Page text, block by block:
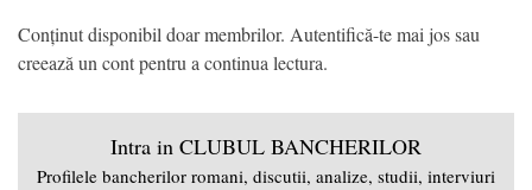
Conținut disponibil doar membrilor. Autentifică-te mai jos sau
creează un cont pentru a continua lectura.
Intra in CLUBUL BANCHERILOR
Profilele bancherilor romani, discutii, analize, studii, interviuri